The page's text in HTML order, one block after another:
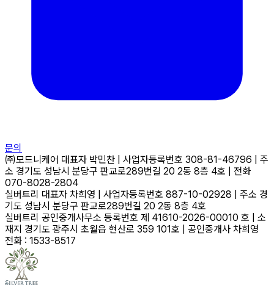
문의
㈜모드니케어 대표자 박민찬 사업자등록번호 308-81-46796
주
소 경기도 성남시 분당구 판교로289번길 20 2동 8층 4호
전화
070-8028-2804
실버트리 대표자 차희영 사업자등록번호 887-10-02928 주소 경
기도 성남시 분당구 판교로289번길 20 2동 8층 4호
실버트리 공인중개사무소 등록번호 제 41610-2026-00010 호
소
재지 경기도 광주시 초월읍 현산로 359 101호 공인중개사 차희영
전화 : 1533-8517